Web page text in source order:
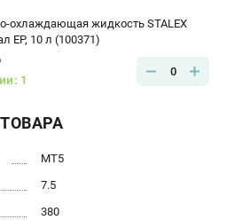
охлаждающая жидкость STALEX
ЕР, 10 л (100371)
1
0
МТ5
7.5
380